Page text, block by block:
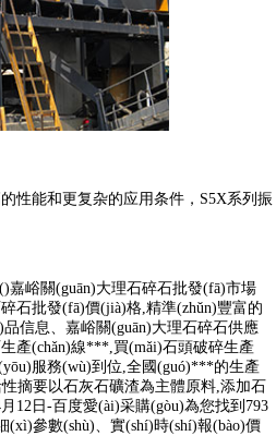
性能和更复杂的应用条件，S5X系列振
嘉峪關(guān)大理石碎石批發(fā)市場
石批發(fā)價(jià)格,精準(zhǔn)豐富的
信息、嘉峪關(guān)大理石碎石供應
產(chǎn)線***,買(mǎi)石頭破碎生產
服務(wù)到位,全國(guó)***的生產
活性摘要以石灰石礦渣為主體原料,添加石
12日-百度愛(ài)采購(gòu)為您找到793
(xì)參數(shù)、實(shí)時(shí)報(bào)價